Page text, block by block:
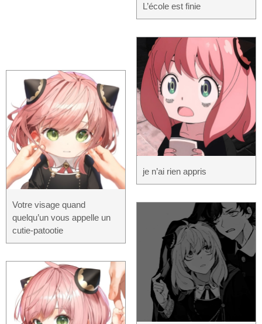
Votre visage quand
quelqu’un vous appelle un
cutie-patootie
L’école est finie
je n’ai rien appris